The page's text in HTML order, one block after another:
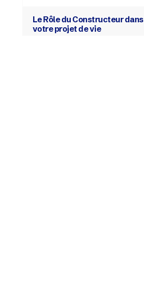
Le Rôle du Constructeur dans
votre projet de vie